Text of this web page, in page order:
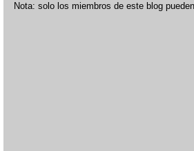
Nota: solo los miembros de este blog